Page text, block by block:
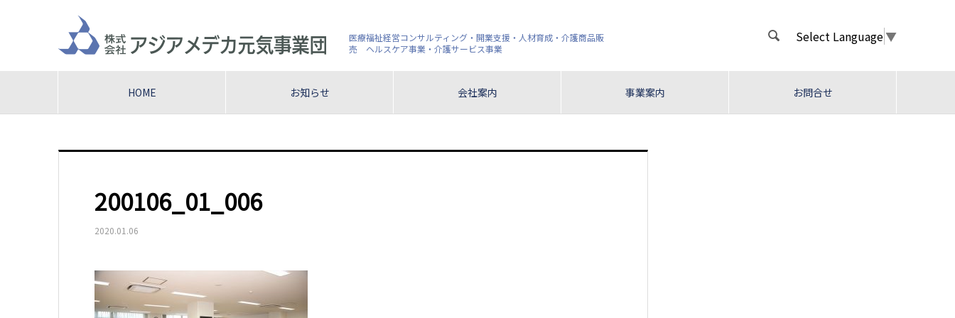
医療福祉経営コンサルティング・開業支援・人材育成・介護商品販
売 ヘルスケア事業・介護サービス事業
 Select Language▼
HOME お知らせ 会社案内 事業案内 お問合せ
200106_01_006
2020.01.06